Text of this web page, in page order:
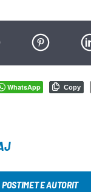
WhatsApp Copy
POSTIMET E AUTORIT